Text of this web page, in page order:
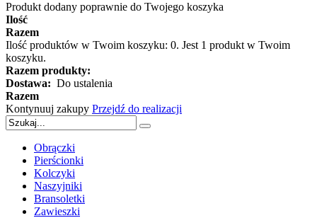
Produkt dodany poprawnie do Twojego koszyka
Ilość
Razem
Ilość produktów w Twoim koszyku: 0. Jest 1 produkt w Twoim
koszyku.
Razem produkty:
Dostawa: Do ustalenia
Razem
Kontynuuj zakupy Przejdź do realizacji
Obrączki
Pierścionki
Kolczyki
Naszyjniki
Bransoletki
Zawieszki